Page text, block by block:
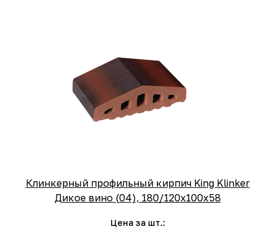
Клинкерный профильный кирпич King Klinker
Дикое вино (04), 180/120x100x58
Цена за шт.: